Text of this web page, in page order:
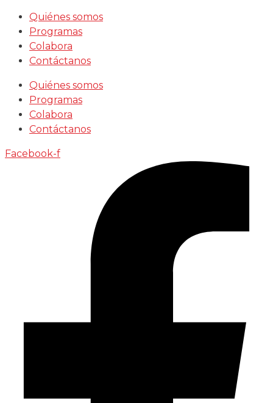
Saltar
contenido
Quiénes somos
Programas
Colabora
Contáctanos
Quiénes somos
Programas
Colabora
Contáctanos
Facebook-f